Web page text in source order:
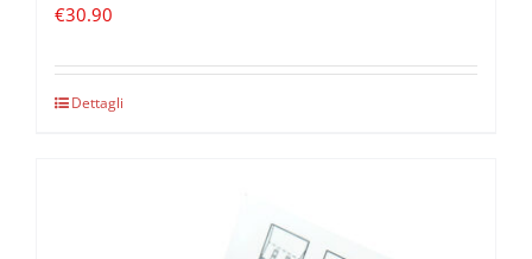
€30.90
Dettagli